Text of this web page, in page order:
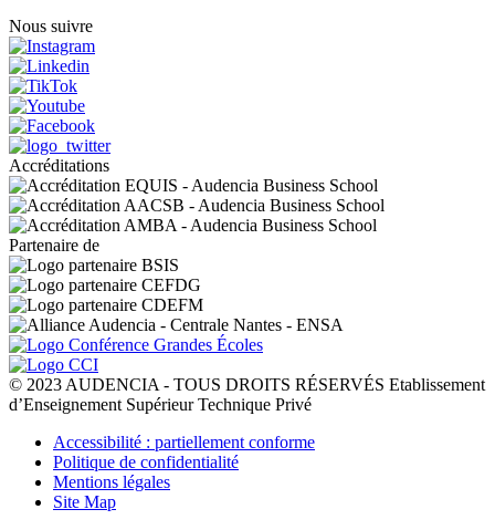
Nous suivre
Accréditations
Partenaire de
© 2023 AUDENCIA - TOUS DROITS RÉSERVÉS Etablissement
d’Enseignement Supérieur Technique Privé
Pied
page
Accessibilité : partiellement conforme
Politique de confidentialité
Mentions légales
Site Map